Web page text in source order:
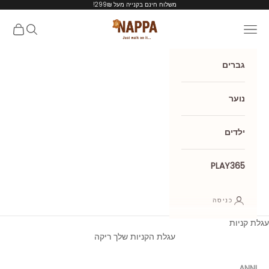
משלוח חינם בקנייה מעל 299₪!
Nappa shoes תפריט חיפושעגלת
גברים
נוער
ילדים
PLAY365
כניסה
עגלת קניות
עגלת הקניות שלך ריקה